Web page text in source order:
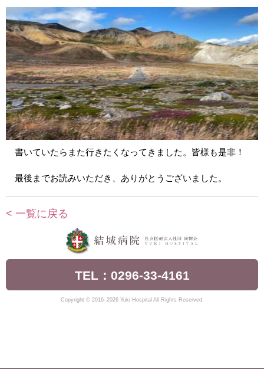
書いていたらまた行きたくなってきました。皆様も是非！
最後までお読みいただき、ありがとうございました。
< 一覧に戻る
TEL：0296-33-4161
Copyright © 2016–2026 Yuki Hospital All Rights Reserved.